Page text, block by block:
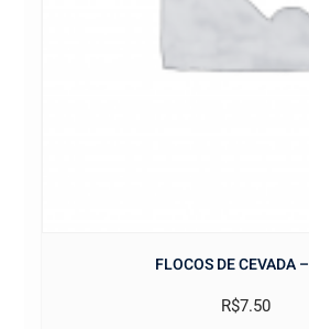
FLOCOS DE CEVADA
R$7.50